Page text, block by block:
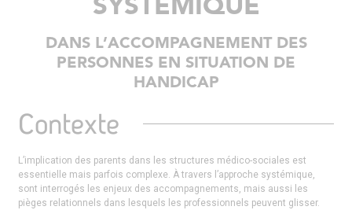
DANS L’ACCOMPAGNEMENT DES
PERSONNES EN SITUATION DE
HANDICAP
Contexte
L’implication des parents dans les structures médico-sociales est
essentielle mais parfois complexe. À travers l’approche systémique,
sont interrogés les enjeux des accompagnements, mais aussi les
pièges relationnels dans lesquels les professionnels peuvent glisser.